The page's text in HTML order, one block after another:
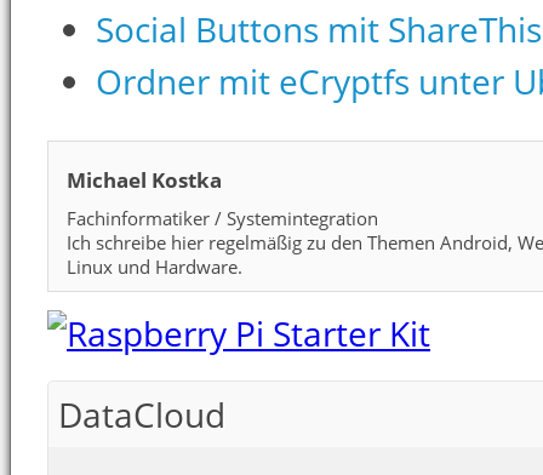
Social Buttons mit ShareThis
Ordner mit eCryptfs unter
Michael Kostka
Fachinformatiker / Systemintegration
Ich schreibe hier regelmäßig zu den Themen Android,
Linux und Hardware.
DataCloud